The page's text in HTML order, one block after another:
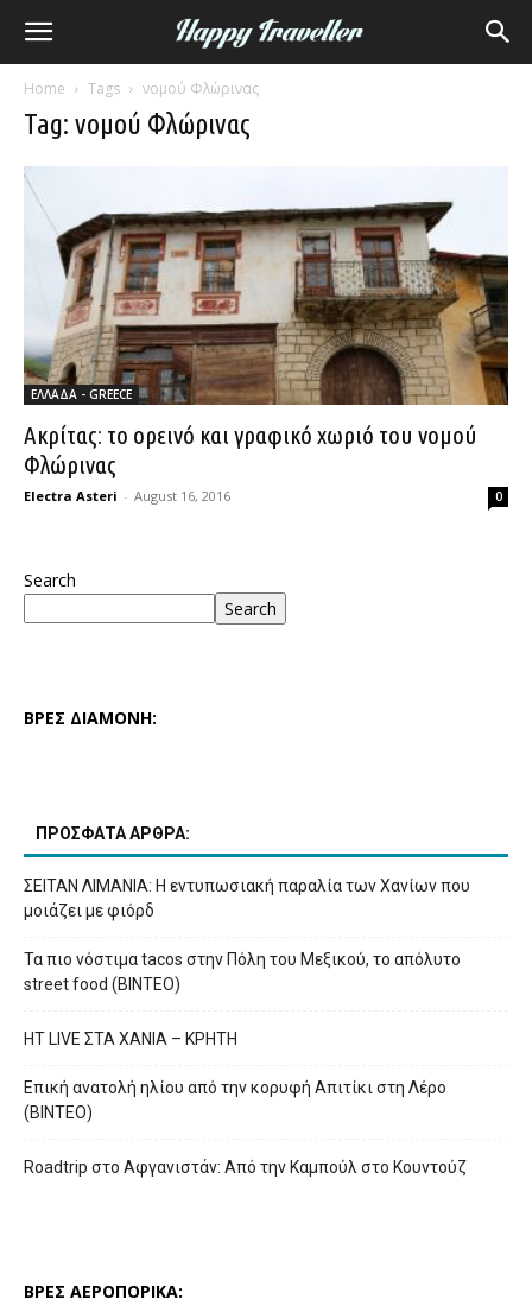
Home Tags νομού Φλώρινας
Tag: νομού Φλώρινας
ΕΛΛΑΔΑ - GREECE
Ακρίτας: το ορεινό και γραφικό χωριό του νομού
Φλώρινας
Electra Asteri - August 16, 2016 0
Search
Search
ΒΡΕΣ ΔΙΑΜΟΝΗ:
ΠΡΟΣΦΑΤΑ ΑΡΘΡΑ:
ΣΕΙΤΑΝ ΛΙΜΑΝΙΑ: Η εντυπωσιακή παραλία των Χανίων που
μοιάζει με φιόρδ
Τα πιο νόστιμα tacos στην Πόλη του Μεξικού, το απόλυτο
street food (ΒΙΝΤΕΟ)
HT LIVE ΣΤΑ ΧΑΝΙΑ – ΚΡΗΤΗ
Επική ανατολή ηλίου από την κορυφή Απιτίκι στη Λέρο
(ΒΙΝΤΕΟ)
Roadtrip στο Αφγανιστάν: Από την Καμπούλ στο Κουντούζ
ΒΡΕΣ ΑΕΡΟΠΟΡΙΚΑ: